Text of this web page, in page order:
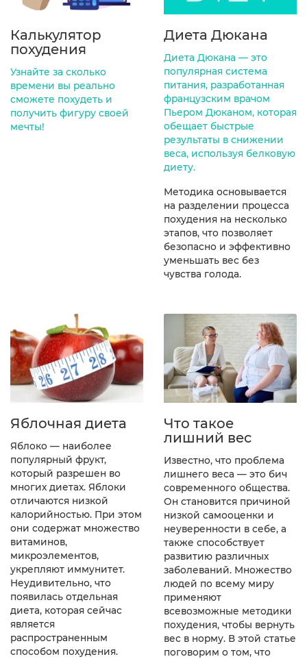
Калькулятор
похудения
Узнайте за сколько
времени вы реально
сможете похудеть и
получить фигуру своей
мечты!
Диета Дюкана
Диета Дюкана — это
популярная система
питания, разработанная
французским врачом
Пьером Дюканом, которая
обещает быстрые
результаты в снижении
веса, используя белковую
диету.
Методика основывается
на разделении процесса
похудения на несколько
этапов, что позволяет
безопасно и эффективно
уменьшать вес без
чувства голода.
Яблочная диета
Яблоко — наиболее
популярный фрукт,
который разрешен во
многих диетах. Яблоки
отличаются низкой
калорийностью. При этом
они содержат множество
витаминов,
микроэлементов,
укрепляют иммунитет.
Неудивительно, что
появилась отдельная
диета, которая сейчас
является
распространенным
способом похудения.
Что такое
лишний вес
Известно, что проблема
лишнего веса — это бич
современного общества.
Он становится причиной
низкой самооценки и
неуверенности в себе, а
также способствует
развитию различных
заболеваний. Множество
людей по всему миру
применяют
всевозможные методики
похудения, чтобы вернуть
вес в норму. В этой статье
поговорим о том, что